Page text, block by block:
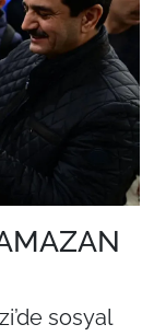
sosyal